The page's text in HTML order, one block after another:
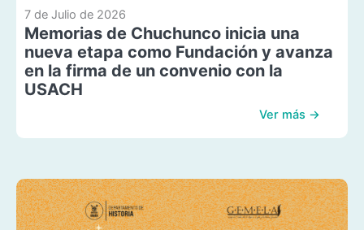
7 de Julio de 2026
Memorias de Chuchunco inicia una
nueva etapa como Fundación y avanza
en la firma de un convenio con la
USACH
Ver más →